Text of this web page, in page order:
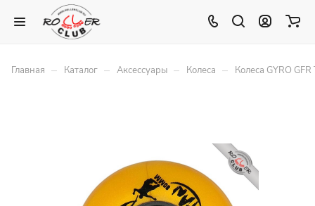
Главная – Каталог – Аксессуары – Колеса – Колеса GYRO